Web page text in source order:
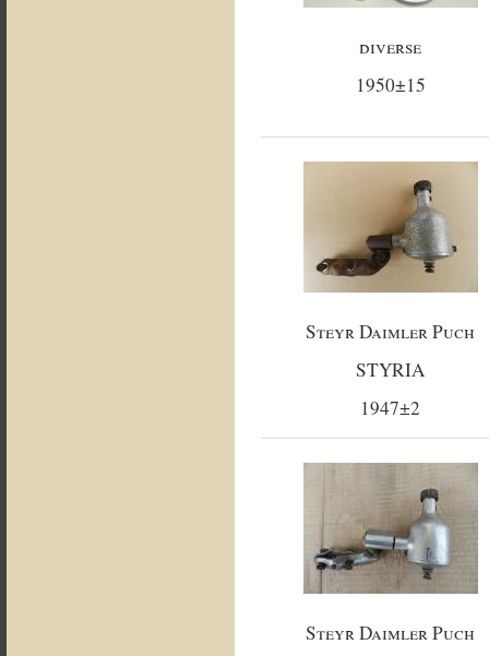
diverse
1950±15
Steyr Daimler Puch
STYRIA
1947±2
Steyr Daimler Puch